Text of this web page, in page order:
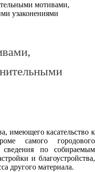
мотивами,
узаконениями
имеющего касательство к
самого городового
по собираемым
и благоустройства,
другого материала.